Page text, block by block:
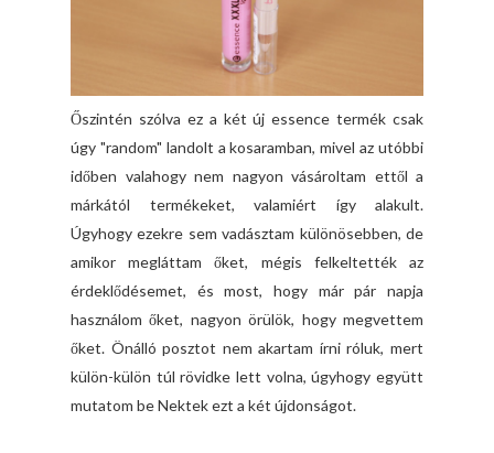
Őszintén szólva ez a két új essence termék csak
úgy "random" landolt a kosaramban, mivel az utóbbi
időben valahogy nem nagyon vásároltam ettől a
márkától termékeket, valamiért így alakult.
Úgyhogy ezekre sem vadásztam különösebben, de
amikor megláttam őket, mégis felkeltették az
érdeklődésemet, és most, hogy már pár napja
használom őket, nagyon örülök, hogy megvettem
őket. Önálló posztot nem akartam írni róluk, mert
külön-külön túl rövidke lett volna, úgyhogy együtt
mutatom be Nektek ezt a két újdonságot.